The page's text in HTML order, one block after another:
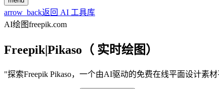
arrow_back返回 AI 工具库
AI绘图freepik.com
Freepik|Pikaso（ 实时绘图）
"探索Freepik Pikaso，一个由AI驱动的免费在线平面设计素